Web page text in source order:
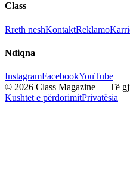
Class
Rreth neshKontaktReklamo
Ndiqna
InstagramFacebookYouTube
© 2026 Class Magazine — Të
Kushtet e përdorimitPrivatësia